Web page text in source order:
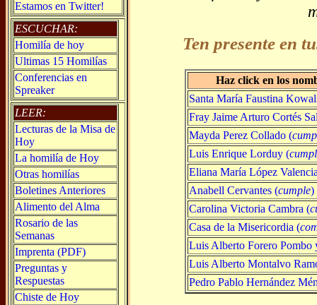
Estamos en Twitter!
ESCUCHAR:
Homilía de hoy
Ultimas 15 Homilías
Conferencias en
Spreaker
LEER:
Lecturas de la Misa de
Hoy
La homilía de Hoy
Otras homilías
Boletines Anteriores
Alimento del Alma
Rosario de las
Semanas
Imprenta (PDF)
Preguntas y
Respuestas
Chiste de Hoy
Ten presente en
Haz click en los
Santa María Faustina
Fray Jaime Arturo Cortés
Mayda Perez Collado (
Luis Enrique Lorduy (
Eliana María López
Anabell Cervantes (cumple)
Carolina Victoria Cambra (
Casa de la Misericordia (
Luis Alberto Forero Pombo
Luis Alberto Montalvo
Pedro Pablo Hernández